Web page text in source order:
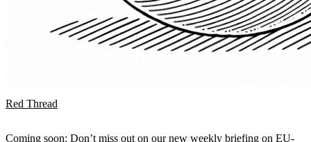
Red Thread
Coming soon: Don’t miss out on our new weekly briefing on EU-